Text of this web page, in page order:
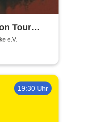
Tour
e.V.
19:30 Uhr